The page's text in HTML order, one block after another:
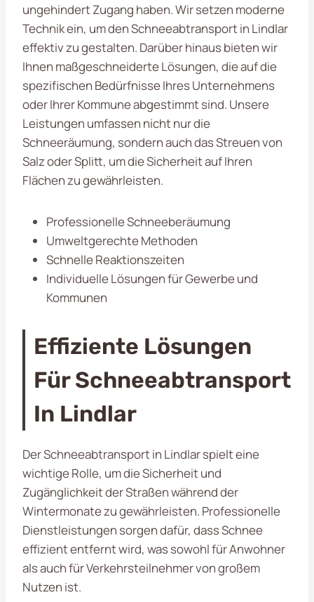
ungehindert Zugang haben. Wir setzen moderne
Technik ein, um den Schneeabtransport in Lindlar
effektiv zu gestalten. Darüber hinaus bieten wir
Ihnen maßgeschneiderte Lösungen, die auf die
spezifischen Bedürfnisse Ihres Unternehmens
oder Ihrer Kommune abgestimmt sind. Unsere
Leistungen umfassen nicht nur die
Schneeräumung, sondern auch das Streuen von
Salz oder Splitt, um die Sicherheit auf Ihren
Flächen zu gewährleisten.
Professionelle Schneeberäumung
Umweltgerechte Methoden
Schnelle Reaktionszeiten
Individuelle Lösungen für Gewerbe und
Kommunen
Effiziente Lösungen
Für Schneeabtransport
In Lindlar
Der Schneeabtransport in Lindlar spielt eine
wichtige Rolle, um die Sicherheit und
Zugänglichkeit der Straßen während der
Wintermonate zu gewährleisten. Professionelle
Dienstleistungen sorgen dafür, dass Schnee
effizient entfernt wird, was sowohl für Anwohner
als auch für Verkehrsteilnehmer von großem
Nutzen ist.